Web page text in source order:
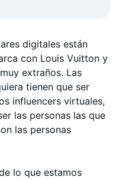
digitales están
con Louis Vuitton y
extraños. Las
tienen que ser
influencers virtuales,
las personas las que
las personas
lo que estamos